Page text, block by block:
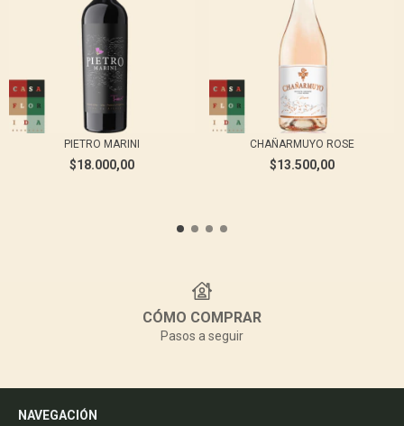
PIETRO MARINI
$18.000,00
CHAÑARMUYO ROSE
$13.500,00
CÓMO COMPRAR
Pasos a seguir
NAVEGACIÓN